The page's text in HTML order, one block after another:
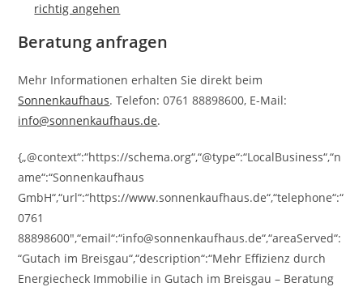
richtig angehen
Beratung anfragen
Mehr Informationen erhalten Sie direkt beim
Sonnenkaufhaus. Telefon: 0761 88898600, E-Mail:
info@sonnenkaufhaus.de.
{„@context“:“https://schema.org“,“@type“:“LocalBusiness“,“n
ame“:“Sonnenkaufhaus
GmbH“,“url“:“https://www.sonnenkaufhaus.de“,“telephone“:“
0761
88898600″,“email“:“info@sonnenkaufhaus.de“,“areaServed“:
“Gutach im Breisgau“,“description“:“Mehr Effizienz durch
Energiecheck Immobilie in Gutach im Breisgau – Beratung